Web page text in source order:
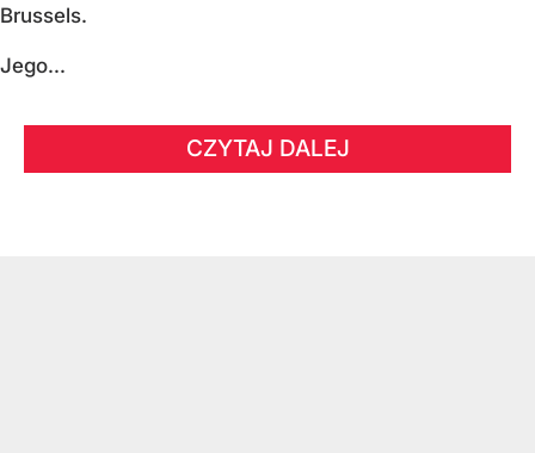
Brussels.
Jego...
CZYTAJ DALEJ